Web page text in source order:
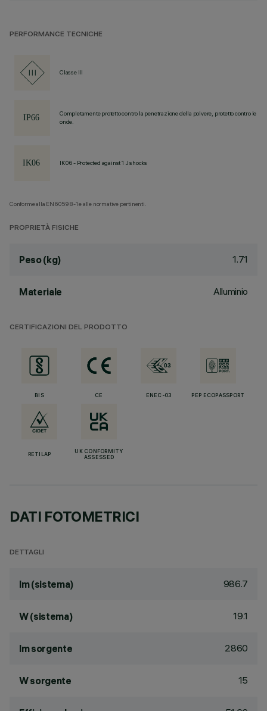
PERFORMANCE TECNICHE
Classe III
Completamente protetto contro la penetrazione della polvere, protetto contro le
onde.
IK06 - Protected against 1 J shocks
Conforme alla EN60598-1 e alle normative pertinenti.
PROPRIETÀ FISICHE
Peso (kg) 1.71
Materiale Alluminio
CERTIFICAZIONI DEL PRODOTTO
BIS CE ENEC-03 PEP ECOPASSPORT
RETILAP
UK CONFORMITY
ASSESSED
DATI FOTOMETRICI
DETTAGLI
lm (sistema) 986.7
W (sistema) 19.1
lm sorgente 2860
W sorgente 15